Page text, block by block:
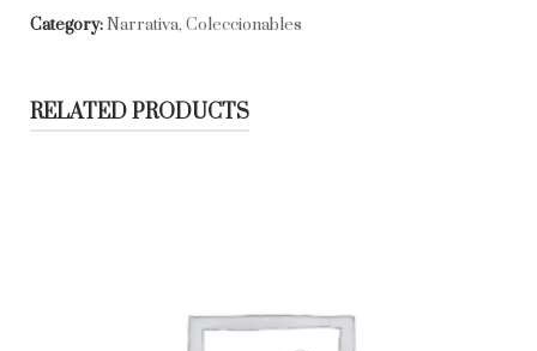
perros
quantity
Category:Narrativa, Coleccionables
RELATED PRODUCTS